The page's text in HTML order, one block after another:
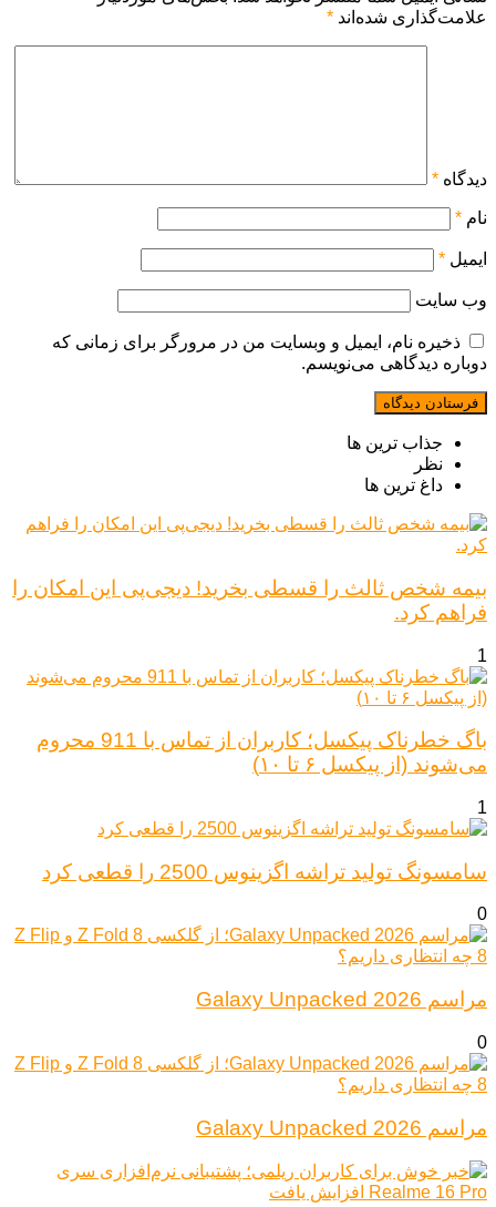
علامت‌گذاری شده‌اند *
دیدگاه *
نام *
ایمیل *
وب‌ سایت
ذخیره نام، ایمیل و وبسایت من در مرورگر برای زمانی که
دوباره دیدگاهی می‌نویسم.
جذاب ترین ها
نظر
داغ ترین ها
بیمه شخص ثالث را قسطی بخرید! دیجی‌پی این امکان را
فراهم کرد.
1
باگ خطرناک پیکسل؛ کاربران از تماس با 911 محروم
می‌شوند (از پیکسل ۶ تا ۱۰)
1
سامسونگ تولید تراشه اگزینوس 2500 را قطعی کرد
0
مراسم Galaxy Unpacked 2026
0
مراسم Galaxy Unpacked 2026